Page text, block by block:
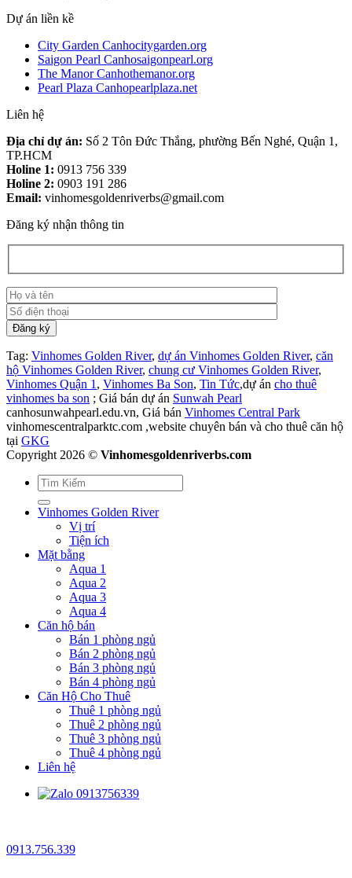
Dự án liền kề
City Garden Canhocitygarden.org
Saigon Pearl Canhosaigonpearl.org
The Manor Canhothemanor.org
Pearl Plaza Canhopearlplaza.net
Liên hệ
Địa chỉ dự án: Số 2 Tôn Đức Thắng, phường Bến Nghé, Quận 1,
TP.HCM
Holine 1: 0913 756 339
Holine 2: 0903 191 286
Email: vinhomesgoldenriverbs@gmail.com
Đăng ký nhận thông tin
Tag: Vinhomes Golden River, dự án Vinhomes Golden River, căn
hộ Vinhomes Golden River, chung cư Vinhomes Golden River,
Vinhomes Quận 1 , Vinhomes Ba Son, Tin Tức,dự án cho thuê
vinhomes ba son ; Giá bán dự án Sunwah Pearl
canhosunwahpearl.edu.vn, Giá bán Vinhomes Central Park
vinhomescentralparktc.com ,website chuyên bán và cho thuê căn hộ
tại GKG
Copyright 2026 © Vinhomesgoldenriverbs.com
Vinhomes Golden River
Vị trí
Tiện ích
Mặt bằng
Aqua 1
Aqua 2
Aqua 3
Aqua 4
Căn hộ bán
Bán 1 phòng ngủ
Bán 2 phòng ngủ
Bán 3 phòng ngủ
Bán 4 phòng ngủ
Căn Hộ Cho Thuê
Thuê 1 phòng ngủ
Thuê 2 phòng ngủ
Thuê 3 phòng ngủ
Thuê 4 phòng ngủ
Liên hệ
0913.756.339